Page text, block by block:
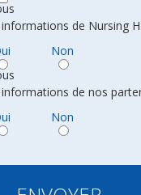
de Nursing
Non
de nos
Non